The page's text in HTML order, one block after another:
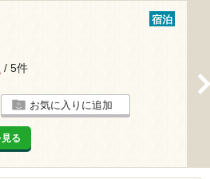
宿泊
/ 5件
お気に入りに追加
る